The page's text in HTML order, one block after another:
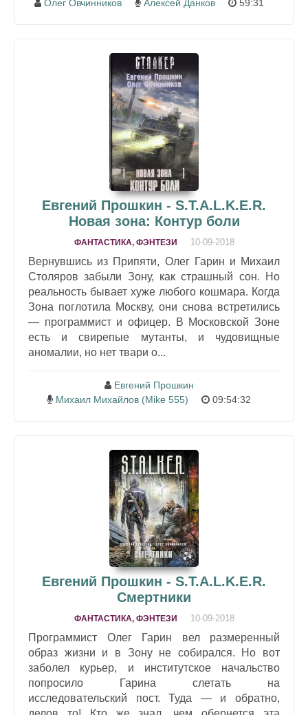
Олег Овчинников Алексей Данков 59:31
Евгений Прошкин - S.T.A.L.K.E.R.
Новая зона: Контур боли
ФАНТАСТИКА, ФЭНТЕЗИ 10-09-2018
Вернувшись из Припяти, Олег Гарин и Михаил
Столяров забыли Зону, как страшный сон. Но
реальность бывает хуже любого кошмара. Когда
Зона поглотила Москву, они снова встретились
— программист и офицер. В Московской Зоне
есть и свирепые мутанты, и чудовищные
аномалии, но нет твари о...
Евгений Прошкин
Михаил Михайлов (Mike 555)
09:54:32
Евгений Прошкин - S.T.A.L.K.E.R.
Смертники
ФАНТАСТИКА, ФЭНТЕЗИ 10-09-2018
Программист Олег Гарин вел размеренный
образ жизни и в Зону не собирался. Но вот
заболел курьер, и институтское начальство
попросило Гарина слетать на
исследовательский пост. Туда — и обратно,